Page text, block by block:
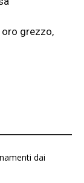
grezzo,
dai